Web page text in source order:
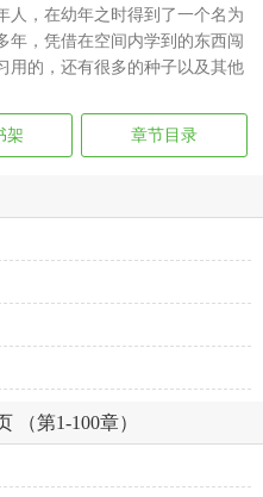
人，在幼年之时得到了一个名为
年，凭借在空间内学到的东西闯
用的，还有很多的种子以及其他
架 章节目录
（第1-100章）